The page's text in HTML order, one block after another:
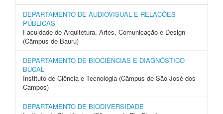
DEPARTAMENTO DE AUDIOVISUAL E RELAÇÕES
PÚBLICAS
Faculdade de Arquitetura, Artes, Comunicação e Design
(Câmpus de Bauru)
DEPARTAMENTO DE BIOCIÊNCIAS E DIAGNÓSTICO
BUCAL
Instituto de Ciência e Tecnologia (Câmpus de São José dos
Campos)
DEPARTAMENTO DE BIODIVERSIDADE